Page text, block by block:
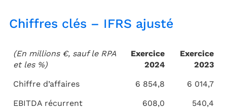
Chiffres clés – IFRS ajusté
(En millions €, sauf le RPA
et les %)
Exercice
2024
Exercice
2023
Chiffre d’affaires
6 854,8
6 014,7
EBITDA récurrent
608,0
540,4